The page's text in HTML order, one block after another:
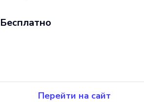
Бесплатно
Перейти на сайт